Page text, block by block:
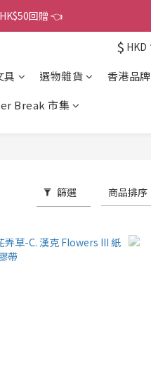
包順豐／京東
回贈 👈
$ HKD
具 選物雜貨
香港品牌
Break 市集
篩選 商品排序